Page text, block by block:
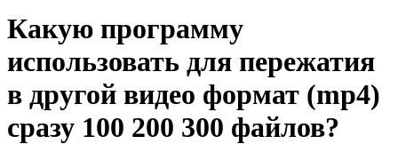
Какую программу
использовать для пережатия
в другой видео формат (mp4)
сразу 100 200 300 файлов?